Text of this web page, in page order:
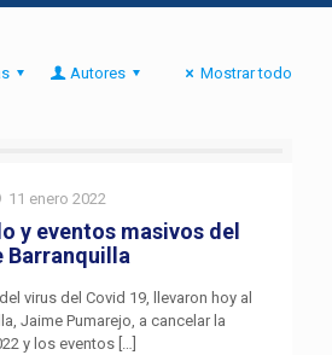
Autores Mostrar todo
11 enero 2022
y eventos masivos del
Barranquilla
virus del Covid 19, llevaron hoy al
Jaime Pumarejo, a cancelar la
y los eventos […]